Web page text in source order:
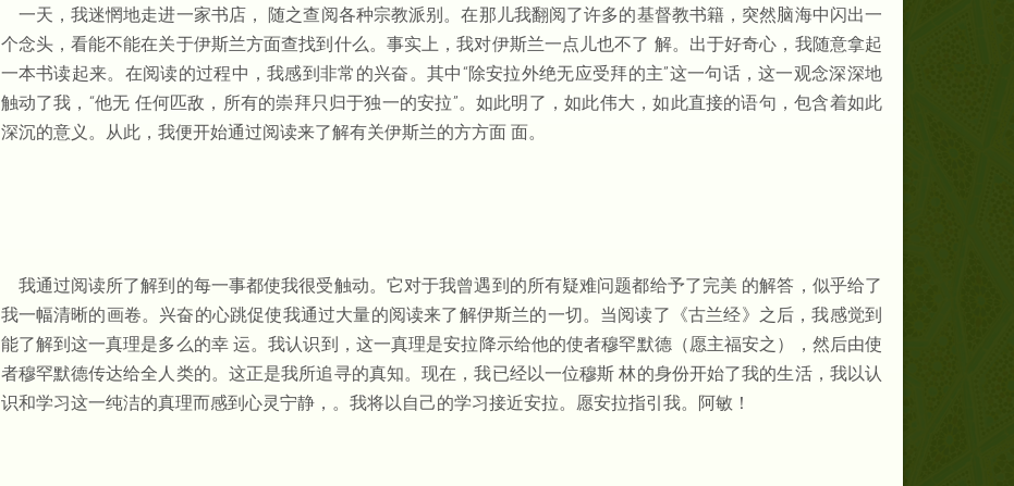
一天，我迷惘地走进一家书店， 随之查阅各种宗教派别。在那儿我翻阅了许多的基督教书籍，突然脑海中闪出一
个念头，看能不能在关于伊斯兰方面查找到什么。事实上，我对伊斯兰一点儿也不了 解。出于好奇心，我随意拿起
一本书读起来。在阅读的过程中，我感到非常的兴奋。其中“除安拉外绝无应受拜的主”这一句话，这一观念深深地
触动了我，“他无 任何匹敌，所有的崇拜只归于独一的安拉”。如此明了，如此伟大，如此直接的语句，包含着如此
深沉的意义。从此，我便开始通过阅读来了解有关伊斯兰的方方面 面。
我通过阅读所了解到的每一事都使我很受触动。它对于我曾遇到的所有疑难问题都给予了完美 的解答，似乎给了
我一幅清晰的画卷。兴奋的心跳促使我通过大量的阅读来了解伊斯兰的一切。当阅读了《古兰经》之后，我感觉到
能了解到这一真理是多么的幸 运。我认识到，这一真理是安拉降示给他的使者穆罕默德（愿主福安之），然后由使
者穆罕默德传达给全人类的。这正是我所追寻的真知。现在，我已经以一位穆斯 林的身份开始了我的生活，我以认
识和学习这一纯洁的真理而感到心灵宁静，。我将以自己的学习接近安拉。愿安拉指引我。阿敏！